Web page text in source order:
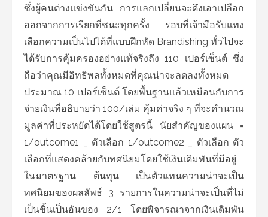
ซึ่งผู้คนต่างแข่งขันกัน การแลกเปลี่ยนจะดึงเอาเปลือก
ออกจากการเรียกที่ชนะทุกครั้ง รอบที่เจ้ามือรับแทง
เลือกความเป็นไปได้ที่แบบฝึกหัด Brandishing ทั่วไปจะ
ได้รับการคุ้มครองอย่างแท้จริงถึง 110 เปอร์เซ็นต์ ซึ่ง
ถือว่าคุณมีอิทธิพลทั้งหมดที่คุณน่าจะลดลงทั้งหมด
ประมาณ 10 เปอร์เซ็นต์ โดยพื้นฐานแล้วเหมือนกับการ
จ่ายเงินที่อธิบายว่า 100/เล่ม คุ้มค่าจริง ๆ ที่จะคำนวณ
มูลค่าที่ประหยัดได้โดยใช้สูตรนี้ นัยสำคัญของแผน =
1/outcome1 _ ตัวเลือก 1/outcome2 _ ตัวเลือก ตัว
เลือกที่แสดงคล้ายกับทศนิยมโดยใช้เงินเดิมพันที่มีอยู่
ในมาตรฐาน ต้นทุน เป็นตัวแทนความน่าจะเป็น
ทศนิยมของผลลัพธ์ 3 รายการในความน่าจะเป็นที่ไม่
เป็นชิ้นเป็นอันของ 2/1 โดยพิจารณาจากเงินเดิมพัน